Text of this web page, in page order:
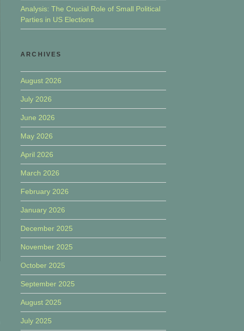
Analysis: The Crucial Role of Small Political
Parties in US Elections
ARCHIVES
August 2026
July 2026
June 2026
May 2026
April 2026
March 2026
February 2026
January 2026
December 2025
November 2025
October 2025
September 2025
August 2025
July 2025